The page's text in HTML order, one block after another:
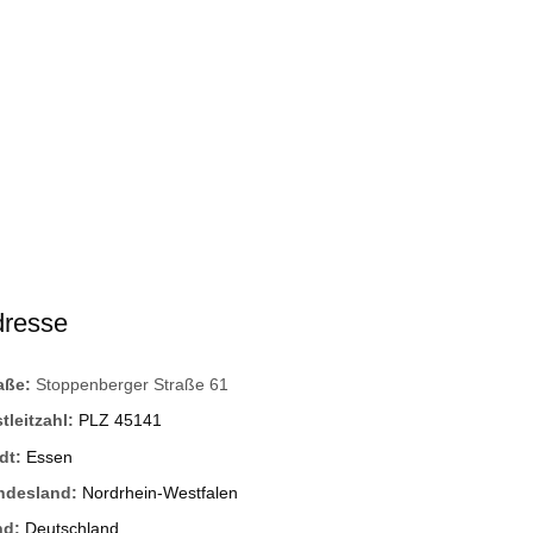
Stoppenberger Straße 61
PLZ 45141
Essen
Nordrhein-Westfalen
Deutschland